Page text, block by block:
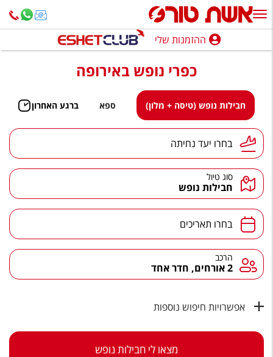
ההזמנות שלי
חופשה לפי סגנון
מלונות באילת
טיולים מאורגנים
סגנונות טיול
הרגע האחרון
חבילות בריאות וספא
טיסות לחו"ל
מלונות בחו"ל
ההזמנות שלי
כפרי נופש באירופה
חבילות נופש (טיסה + מלון) ספא ברגע האחרון
יעד נחיתהבחרו יעד נחיתה
סוג טיול
חבילות נופש
תאריכים בחרו תאריכים
הרכב הרכב
2 אורחים, חדר אחד
אפשרויות חיפוש נוספות
מצאו לי חבילות נופש